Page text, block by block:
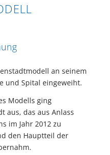
an seinem
und Spital eingeweiht.
Modells ging
aus, das aus Anlass
im Jahr 2012 zu
den Hauptteil der